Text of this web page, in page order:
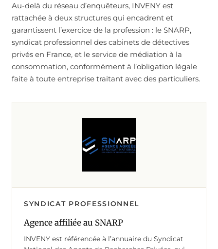
Au-delà du réseau d’enquêteurs, INVENY est
rattachée à deux structures qui encadrent et
garantissent l’exercice de la profession : le SNARP,
syndicat professionnel des cabinets de détectives
privés en France, et le service de médiation à la
consommation, conformément à l’obligation légale
faite à toute entreprise traitant avec des particuliers.
SYNDICAT PROFESSIONNEL
Agence affiliée au SNARP
INVENY est référencée à l’annuaire du Syndicat